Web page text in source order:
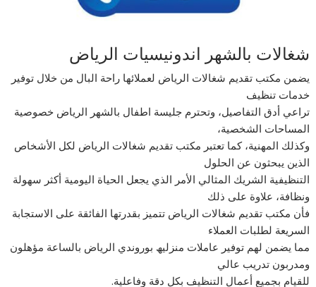
شغالات بالشھر اندونیسیات الریاض
يضمن مكتب تقدیم شغالات الریاض لعملائها راحة البال من خلال توفير
خدمات تنظيف
تراعي أدق التفاصيل، وتحترم جلیسة اطفال بالشھر الریاض خصوصية
المساحات الشخصية،
وكذلك المهنية، كما تعتبر مكتب تقدیم شغالات الریاض لكل الأشخاص
الذين يبحثون عن الحلول
التنظيفية الشريك المثالي الأمر الذي يجعل الحياة اليومية أكثر سهولة
ونظافة، علاوة على ذلك
فأن مكتب تقدیم شغالات الریاض تتميز بقدرتها الفائقة على الاستجابة
السريعة لطلبات العملاء
مما يضمن لهم توفير عاملات منزلیھ بوروندي الریاض بالساعة مؤهلون
ومدربون تدريب عالي
للقيام بجميع أعمال التنظيف بكل دقة وفاعلية.